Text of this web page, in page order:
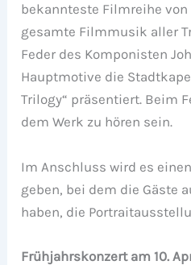
bekannteste Filmreihe von
gesamte Filmmusik aller
Feder des Komponisten
Hauptmotive die
Trilogy“ präsentiert. Beim
dem Werk zu hören sein.
Im Anschluss wird es
geben, bei dem die Gäste
haben, die
Frühjahrskonzert am 10.